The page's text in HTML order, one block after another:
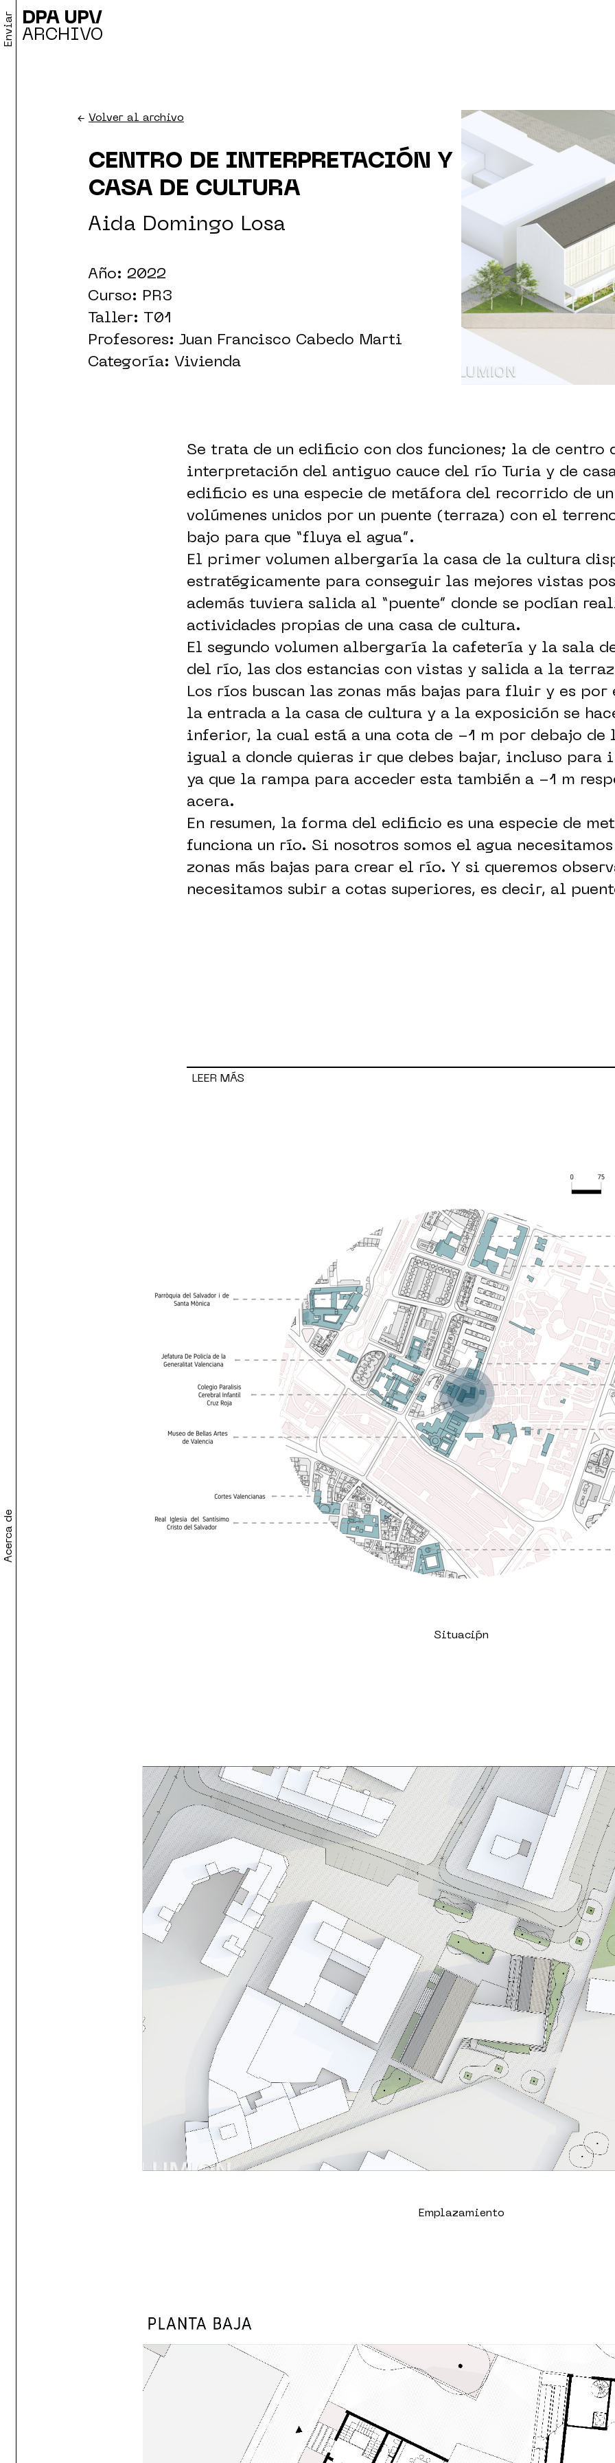
DPA UPV
ARCHIVO
Acerca de
Enviar
← Volver al archivo
CENTRO DE INTERPRETACIÓN Y
CASA DE CULTURA
Aida Domingo Losa
Año: 2022
Curso: PR3
Taller: T01
Profesores: Juan Francisco Cabedo Marti
Categoría: Vivienda
Se trata de un edificio con dos funciones; la de centro
interpretación del antiguo cauce del río Turia y de
edificio es una especie de metáfora del recorrido de
volúmenes unidos por un puente (terraza) con el
bajo para que “fluya el agua”.
El primer volumen albergaría la casa de la cultura
estratégicamente para conseguir las mejores vistas
además tuviera salida al “puente” donde se podían
actividades propias de una casa de cultura.
El segundo volumen albergaría la cafetería y la sala
del río, las dos estancias con vistas y salida a la
Los ríos buscan las zonas más bajas para fluir y es por
la entrada a la casa de cultura y a la exposición se
inferior, la cual está a una cota de -1 m por debajo de
igual a donde quieras ir que debes bajar, incluso para
ya que la rampa para acceder esta también a -1 m
acera.
En resumen, la forma del edificio es una especie de
funciona un río. Si nosotros somos el agua
zonas más bajas para crear el río. Y si queremos
necesitamos subir a cotas superiores, es decir, al
LEER MÁS
Situaci´pn
Emplazamiento